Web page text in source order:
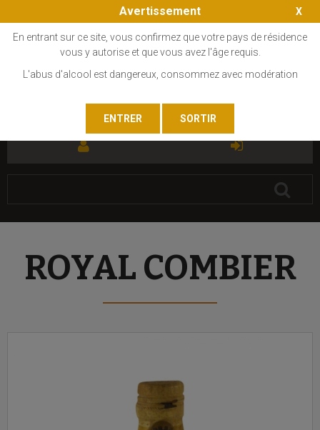
ROYAL COMBIER
Avertissement
En entrant sur ce site, vous confirmez que votre pays de résidence
vous y autorise et que vous avez l'âge requis.
L'abus d'alcool est dangereux, consommez avec modération